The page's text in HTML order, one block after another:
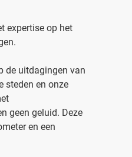
expertise op het
de uitdagingen van
steden en onze
geen geluid. Deze
en een